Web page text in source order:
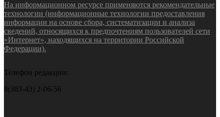
На информационном ресурсе применяются рекомендательные
технологии (информационные технологии предоставления
информации на основе сбора, систематизации и анализа
сведений, относящихся к предпочтениям пользователей сети
«Интернет», находящихся на территории Российской
Федерации).
Телефон редакции:
8(383-43) 2-06-56